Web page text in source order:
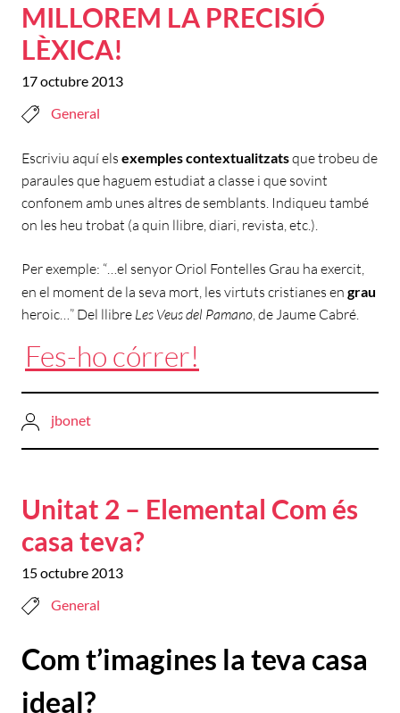
MILLOREM LA PRECISIÓ
LÈXICA!
17 octubre 2013
General
Escriviu aquí els exemples contextualitzatsque trobeu de
paraules que haguem estudiat a classe i que sovint
confonem amb unes altres de semblants. Indiqueu també
on les heu trobat (a quin llibre, diari, revista, etc.).
Per exemple: “…el senyor Oriol Fontelles Grau ha exercit,
en el moment de la seva mort, les virtuts cristianes en grau
heroic…” Del llibre Les Veus del Pamano, de Jaume Cabré.
Fes-ho córrer!
jbonet
Unitat 2 – Elemental Com és
casa teva?
15 octubre 2013
General
Com t’imagines la teva casa
ideal?